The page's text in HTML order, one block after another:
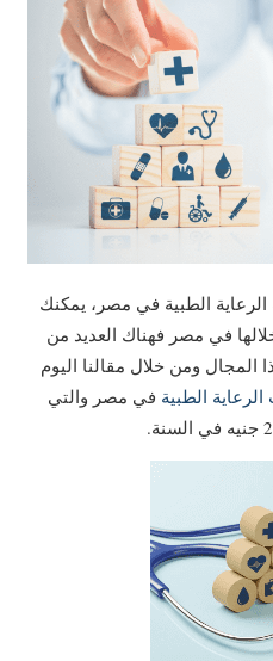
الطبية في مصر، يمكنك
في مصر فهناك العديد من
ومن خلال مقالنا اليوم
الطبية في مصر والتي